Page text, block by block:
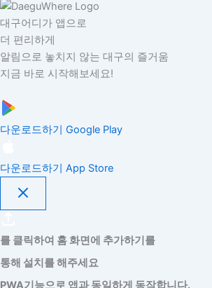
대구어디가 앱으로
더 편리하게
알림으로 놓치지 않는 대구의 즐거움
지금 바로 시작해보세요!
다운로드하기 Google Play
다운로드하기 App Store
를 클릭하여 홈 화면에 추가하기를
통해 설치를 해주세요
PWA기능으로 앱과 동일하게 동작합니다.